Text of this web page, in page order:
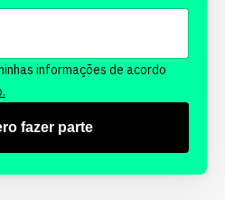
informações de acordo
fazer parte